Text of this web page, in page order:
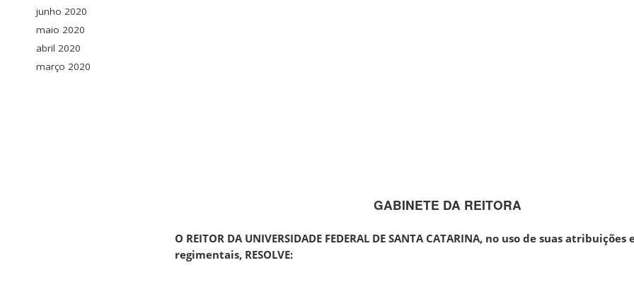
junho 2020
maio 2020
abril 2020
março 2020
GABINETE DA REITORA
O REITOR DA UNIVERSIDADE FEDERAL DE SANTA CATARINA, no uso de suas
regimentais, RESOLVE: